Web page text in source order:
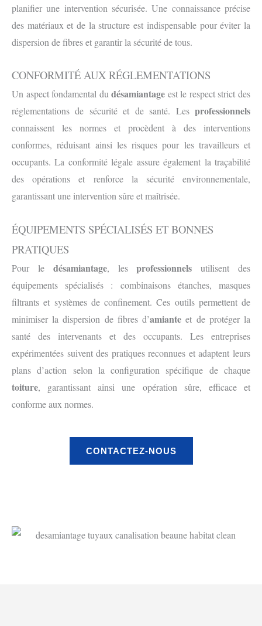
planifier une intervention sécurisée. Une connaissance précise
des matériaux et de la structure est indispensable pour éviter la
dispersion de fibres et garantir la sécurité de tous.
CONFORMITÉ AUX RÉGLEMENTATIONS
Un aspect fondamental dudésamiantage est le respect strict des
réglementations de sécurité et de santé. Les professionnels
connaissent les normes et procèdent à des interventions
conformes, réduisant ainsi les risques pour les travailleurs et
occupants. La conformité légale assure également la traçabilité
des opérations et renforce la sécurité environnementale,
garantissant une intervention sûre et maîtrisée.
ÉQUIPEMENTS SPÉCIALISÉS ET BONNES
PRATIQUES
Pour le désamiantage, lesprofessionnels utilisent des
équipements spécialisés : combinaisons étanches, masques
filtrants et systèmes de confinement. Ces outils permettent de
minimiser la dispersion de fibres d’amiante et de protéger la
santé des intervenants et des occupants. Les entreprises
expérimentées suivent des pratiques reconnues et adaptent leurs
plans d’action selon la configuration spécifique de chaque
toiture, garantissant ainsi une opération sûre, efficace et
conforme aux normes.
CONTACTEZ-NOUS